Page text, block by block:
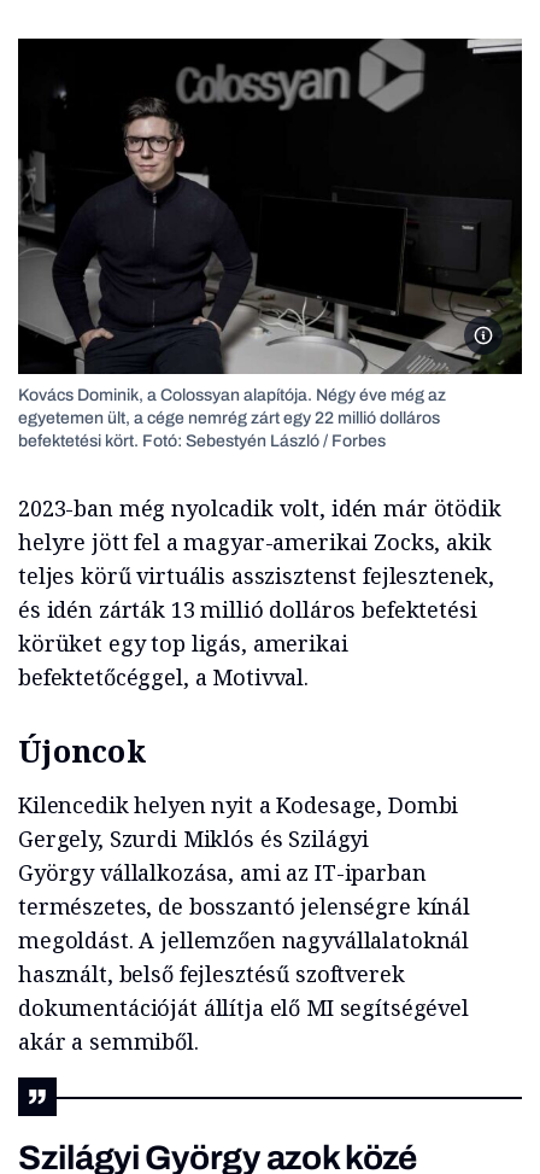
Kovács Dominik, a Colossyan alapítója. Négy éve még az
egyetemen ült, a cége nemrég zárt egy 22 millió dolláros
befektetési kört. Fotó: Sebestyén László / Forbes
2023-ban még nyolcadik volt, idén már ötödik
helyre jött fel a magyar-amerikai Zocks, akik
teljes körű virtuális asszisztenst fejlesztenek,
és idén zárták 13 millió dolláros befektetési
körüket egy top ligás, amerikai
befektetőcéggel, a Motivval.
Újoncok
Kilencedik helyen nyit a Kodesage, Dombi
Gergely, Szurdi Miklós és Szilágyi
György vállalkozása, ami az IT-iparban
természetes, de bosszantó jelenségre kínál
megoldást. A jellemzően nagyvállalatoknál
használt, belső fejlesztésű szoftverek
dokumentációját állítja elő MI segítségével
akár a semmiből.
Szilágyi György azok közé